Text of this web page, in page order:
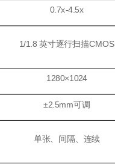
0.7x-4.5x
1/1.8 英寸逐行扫描CMOS
1280×1024
±2.5mm可调
单张、间隔、连续